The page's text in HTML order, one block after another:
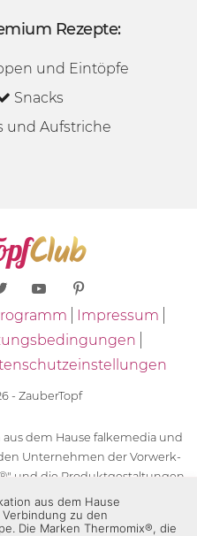
Rezepte:
und Eintöpfe
Snacks
und Aufstriche
Impressum
- ZauberTopf
dem Hause falkemedia und
Unternehmen der Vorwerk-
und die Produktgestaltungen
Marken der Unternehmen
die Zeichen TM5®,
aus dem Hause
zu den
Die Marken Thermomix®, die